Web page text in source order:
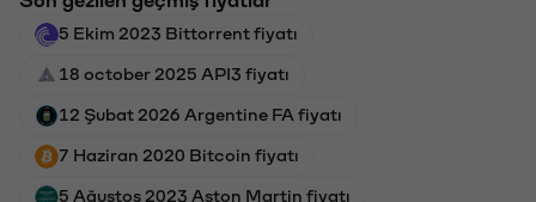
5 Ekim 2023 Bittorrent fiyatı
18 october 2025 API3 fiyatı
12 Şubat 2026 Argentine FA fiyatı
7 Haziran 2020 Bitcoin fiyatı
5 Ağustos 2023 Aston Martin fiyatı